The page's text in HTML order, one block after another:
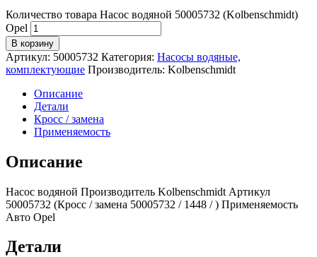
Количество товара Насос водяной 50005732 (Kolbenschmidt)
Opel
В корзину
Артикул: 50005732 Категория: Насосы водяные,
комплектующие Производитель: Kolbenschmidt
Описание
Детали
Кросс / замена
Применяемость
Описание
Насос водяной Производитель Kolbenschmidt Артикул
50005732 (Кросс / замена 50005732 / 1448 / ) Применяемость
Авто Opel
Детали